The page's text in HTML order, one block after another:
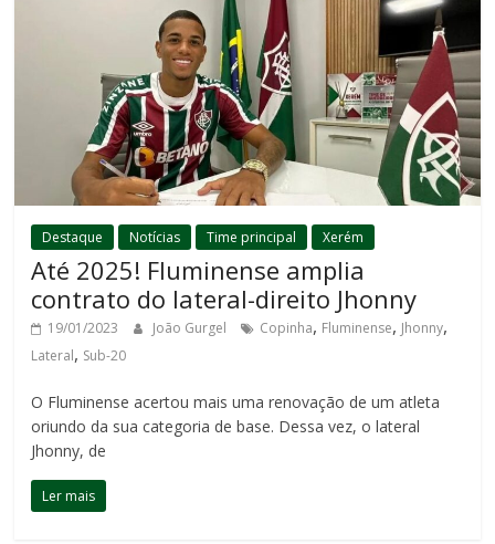
Destaque Notícias Time principal Xerém
Até 2025! Fluminense amplia
contrato do lateral-direito Jhonny
19/01/2023 João Gurgel Copinha, Fluminense, Jhonny,
Lateral, Sub-20
O Fluminense acertou mais uma renovação de um atleta
oriundo da sua categoria de base. Dessa vez, o lateral
Jhonny, de
Ler mais